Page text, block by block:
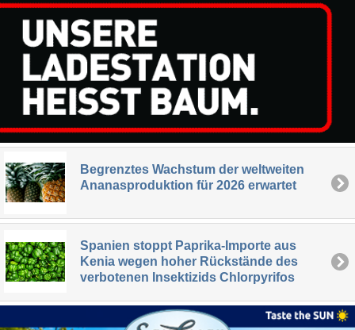
Begrenztes Wachstum der weltweiten
Ananasproduktion für 2026 erwartet
Spanien stoppt Paprika-Importe aus
Kenia wegen hoher Rückstände des
verbotenen Insektizids Chlorpyrifos